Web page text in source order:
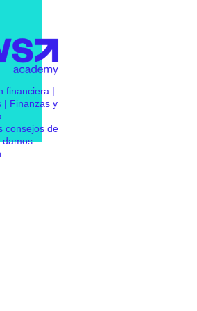
financiera |
| Finanzas y
consejos de
damos